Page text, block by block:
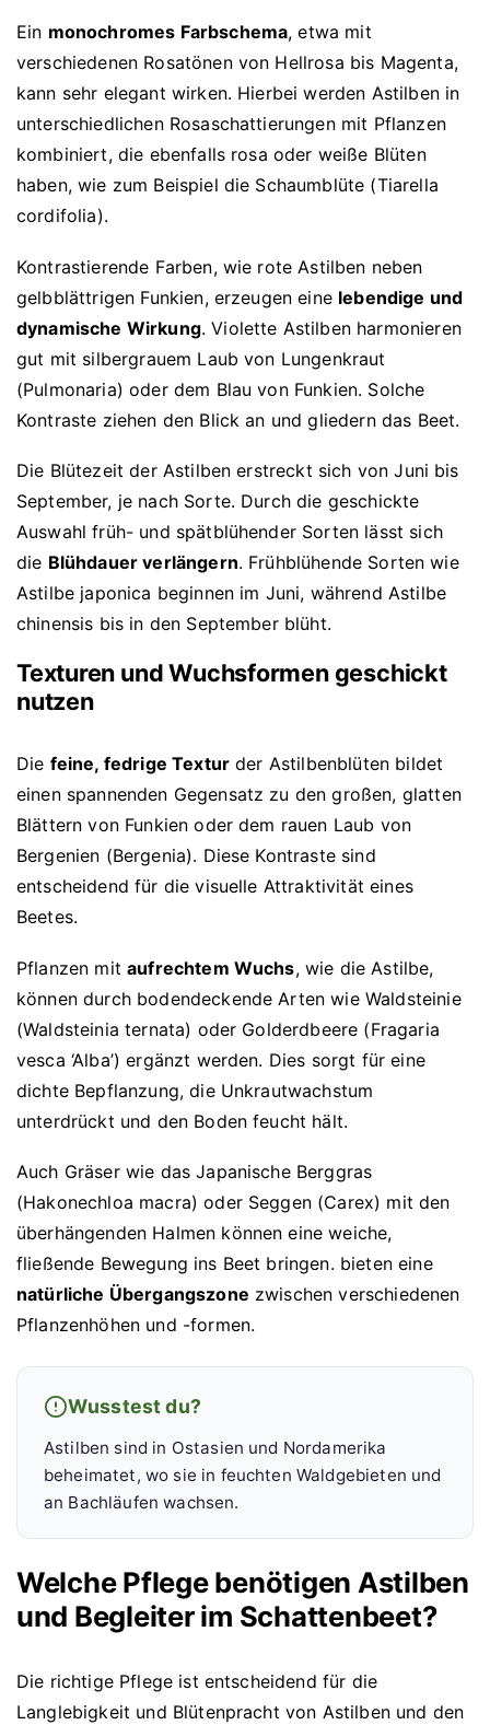
Ein monochromes Farbschema, etwa mit
verschiedenen Rosatönen von Hellrosa bis Magenta,
kann sehr elegant wirken. Hierbei werden Astilben in
unterschiedlichen Rosaschattierungen mit Pflanzen
kombiniert, die ebenfalls rosa oder weiße Blüten
haben, wie zum Beispiel die Schaumblüte (Tiarella
cordifolia).
Kontrastierende Farben, wie rote Astilben neben
gelbblättrigen Funkien, erzeugen eine lebendige und
dynamische Wirkung. Violette Astilben harmonieren
gut mit silbergrauem Laub von Lungenkraut
(Pulmonaria) oder dem Blau von Funkien. Solche
Kontraste ziehen den Blick an und gliedern das Beet.
Die Blütezeit der Astilben erstreckt sich von Juni bis
September, je nach Sorte. Durch die geschickte
Auswahl früh- und spätblühender Sorten lässt sich
die Blühdauer verlängern. Frühblühende Sorten wie
Astilbe japonica beginnen im Juni, während Astilbe
chinensis bis in den September blüht.
Texturen und Wuchsformen geschickt
nutzen
Die feine, fedrige Texturder Astilbenblüten bildet
einen spannenden Gegensatz zu den großen, glatten
Blättern von Funkien oder dem rauen Laub von
Bergenien (Bergenia). Diese Kontraste sind
entscheidend für die visuelle Attraktivität eines
Beetes.
Pflanzen mitaufrechtem Wuchs, wie die Astilbe,
können durch bodendeckende Arten wie Waldsteinie
(Waldsteinia ternata) oder Golderdbeere (Fragaria
vesca ‘Alba’) ergänzt werden. Dies sorgt für eine
dichte Bepflanzung, die Unkrautwachstum
unterdrückt und den Boden feucht hält.
Auch Gräser wie das Japanische Berggras
(Hakonechloa macra) oder Seggen (Carex) mit den
überhängenden Halmen können eine weiche,
fließende Bewegung ins Beet bringen. bieten eine
natürliche Übergangszone zwischen verschiedenen
Pflanzenhöhen und -formen.
Wusstest du?
Astilben sind in Ostasien und Nordamerika
beheimatet, wo sie in feuchten Waldgebieten und
an Bachläufen wachsen.
Welche Pflege benötigen Astilben
und Begleiter im Schattenbeet?
Die richtige Pflege ist entscheidend für die
Langlebigkeit und Blütenpracht von Astilben und den